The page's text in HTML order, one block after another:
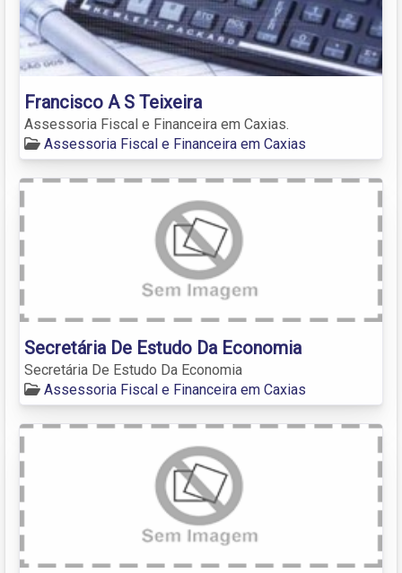
Francisco A S Teixeira
Assessoria Fiscal e Financeira em Caxias.
Assessoria Fiscal e Financeira em Caxias
Secretária De Estudo Da Economia
Secretária De Estudo Da Economia
Assessoria Fiscal e Financeira em Caxias